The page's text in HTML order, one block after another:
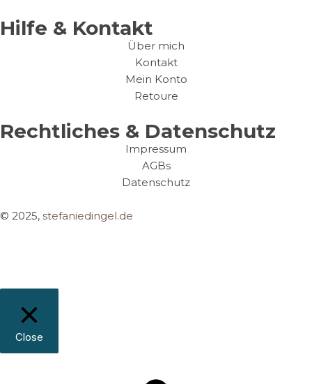
Hilfe & Kontakt
Über mich
Kontakt
Mein Konto
Retoure
Rechtliches & Datenschutz
Impressum
AGBs
Datenschutz
© 2025, stefaniedingel.de
Close